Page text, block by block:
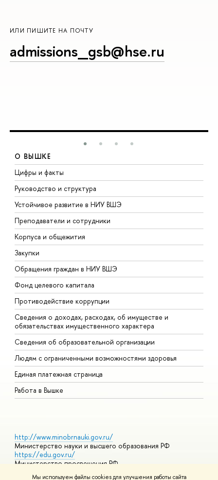
Мы используем файлы cookies для улучшения работы сайта
ИЛИ ПИШИТЕ НА ПОЧТУ
admissions_gsb@hse.ru
О ВЫШКЕ
Цифры и факты
Руководство и структура
Устойчивое развитие в НИУ ВШЭ
Преподаватели и сотрудники
Корпуса и общежития
Закупки
Обращения граждан в НИУ ВШЭ
Фонд целевого капитала
Противодействие коррупции
Сведения о доходах, расходах, об имуществе и
обязательствах имущественного характера
Сведения об образовательной организации
Людям с ограниченными возможностями здоровья
Единая платежная страница
Работа в Вышке
http://www.minobrnauki.gov.ru/
Министерство науки и высшего образования РФ
https://edu.gov.ru/
Министерство просвещения РФ